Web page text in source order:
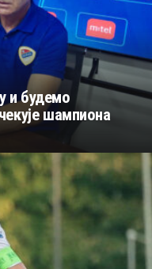
и будемо
шампиона